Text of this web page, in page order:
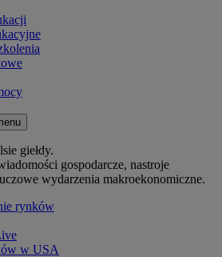
giełdy.
gospodarcze, nastroje
wydarzenia makroekonomiczne.
rynków
w USA